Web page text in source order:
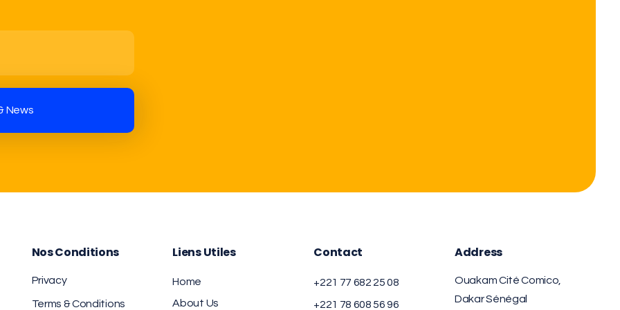
Nos Conditions
Privacy
Terms & Conditions
Liens Utiles
Home
About Us
Contact
+221 77 682 25 08
+221 78 608 56 96
Address
Ouakam Cité Comico,
Dakar Sénégal